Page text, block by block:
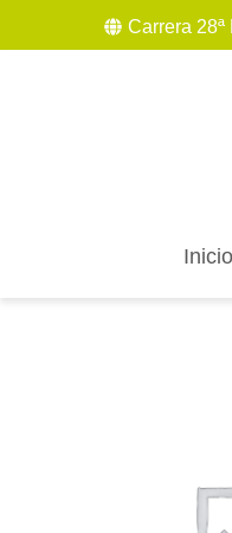
Carrera 28ª
Inicio